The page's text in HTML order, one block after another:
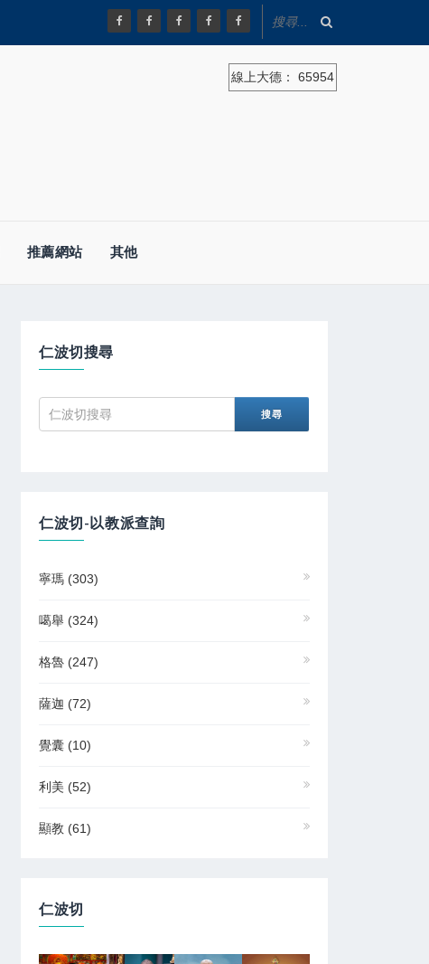
線上大德： 65954
推薦網站 其他
仁波切搜尋
仁波切-以教派查詢
寧瑪 (303)
噶舉 (324)
格魯 (247)
薩迦 (72)
覺囊 (10)
利美 (52)
顯教 (61)
仁波切